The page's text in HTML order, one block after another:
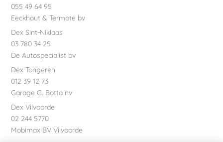
055 49 64 95
Eeckhout & Termote bv
Dex Sint-Niklaas
03 780 34 25
De Autospecialist bv
Dex Tongeren
012 39 12 73
Garage G. Botta nv
Dex Vilvoorde
02 244 5770
Mobimax BV Vilvoorde